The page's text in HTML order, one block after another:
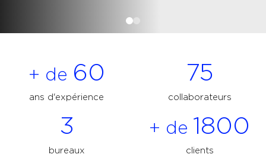
+ de 60
ans d'expérience
75
collaborateurs
3
bureaux
+ de 1800
clients